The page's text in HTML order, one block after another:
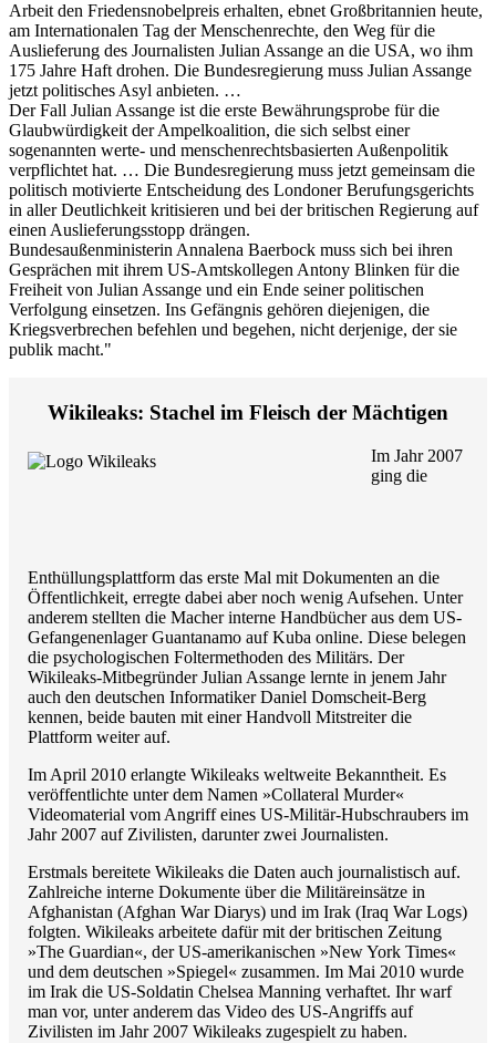
Arbeit den Friedensnobelpreis erhalten, ebnet Großbritannien heute,
am Internationalen Tag der Menschenrechte, den Weg für die
Auslieferung des Journalisten Julian Assange an die USA, wo ihm
175 Jahre Haft drohen. Die Bundesregierung muss Julian Assange
jetzt politisches Asyl anbieten. …
Der Fall Julian Assange ist die erste Bewährungsprobe für die
Glaubwürdigkeit der Ampelkoalition, die sich selbst einer
sogenannten werte- und menschenrechtsbasierten Außenpolitik
verpflichtet hat. … Die Bundesregierung muss jetzt gemeinsam die
politisch motivierte Entscheidung des Londoner Berufungsgerichts
in aller Deutlichkeit kritisieren und bei der britischen Regierung auf
einen Auslieferungsstopp drängen.
Bundesaußenministerin Annalena Baerbock muss sich bei ihren
Gesprächen mit ihrem US-Amtskollegen Antony Blinken für die
Freiheit von Julian Assange und ein Ende seiner politischen
Verfolgung einsetzen. Ins Gefängnis gehören diejenigen, die
Kriegsverbrechen befehlen und begehen, nicht derjenige, der sie
publik macht."
Wikileaks: Stachel im Fleisch der Mächtigen
Im Jahr 2007
ging die
Enthüllungsplattform das erste Mal mit Dokumenten an die
Öffentlichkeit, erregte dabei aber noch wenig Aufsehen. Unter
anderem stellten die Macher interne Handbücher aus dem US-
Gefangenenlager Guantanamo auf Kuba online. Diese belegen
die psychologischen Foltermethoden des Militärs. Der
Wikileaks-Mitbegründer Julian Assange lernte in jenem Jahr
auch den deutschen Informatiker Daniel Domscheit-Berg
kennen, beide bauten mit einer Handvoll Mitstreiter die
Plattform weiter auf.
Im April 2010 erlangte Wikileaks weltweite Bekanntheit. Es
veröffentlichte unter dem Namen »Collateral Murder«
Videomaterial vom Angriff eines US-Militär-Hubschraubers im
Jahr 2007 auf Zivilisten, darunter zwei Journalisten.
Erstmals bereitete Wikileaks die Daten auch journalistisch auf.
Zahlreiche interne Dokumente über die Militäreinsätze in
Afghanistan (Afghan War Diarys) und im Irak (Iraq War Logs)
folgten. Wikileaks arbeitete dafür mit der britischen Zeitung
»The Guardian«, der US-amerikanischen »New York Times«
und dem deutschen »Spiegel« zusammen. Im Mai 2010 wurde
im Irak die US-Soldatin Chelsea Manning verhaftet. Ihr warf
man vor, unter anderem das Video des US-Angriffs auf
Zivilisten im Jahr 2007 Wikileaks zugespielt zu haben.